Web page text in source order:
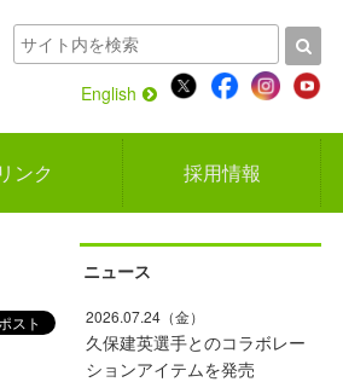
English
リンク 採用情報
ニュース
2026.07.24（金）
久保建英選手とのコラボレー
ションアイテムを発売